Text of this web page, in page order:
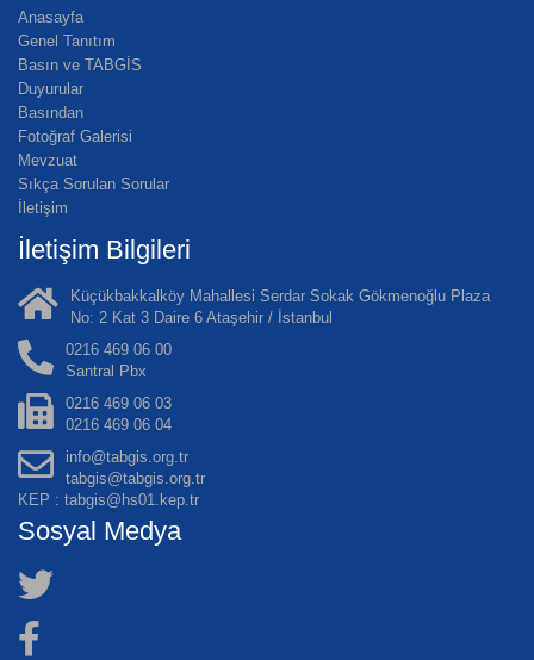
Anasayfa
Genel Tanıtım
Basın ve TABGİS
Duyurular
Basından
Fotoğraf Galerisi
Mevzuat
Sıkça Sorulan Sorular
İletişim
İletişim Bilgileri
Küçükbakkalköy Mahallesi Serdar Sokak Gökmenoğlu Plaza
No: 2 Kat 3 Daire 6 Ataşehir / İstanbul
0216 469 06 00
Santral Pbx
0216 469 06 03
0216 469 06 04
info@tabgis.org.tr
tabgis@tabgis.org.tr
KEP : tabgis@hs01.kep.tr
Sosyal Medya